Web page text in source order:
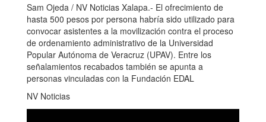
Sam Ojeda / NV Noticias Xalapa.- El ofrecimiento de
hasta 500 pesos por persona habría sido utilizado para
convocar asistentes a la movilización contra el proceso
de ordenamiento administrativo de la Universidad
Popular Autónoma de Veracruz (UPAV). Entre los
señalamientos recabados también se apunta a
personas vinculadas con la Fundación EDAL
NV Noticias